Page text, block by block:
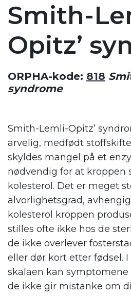
Smith-
Opitz’
ORPHA-kode: 818
syndrome
Smith-Lemli-Opitz’
arvelig, medfødt
skyldes mangel på et
nødvendig for at kroppen
kolesterol. Det er meget
alvorlighetsgrad,
kolesterol kroppen
stilles ofte ikke hos de
de ikke overlever
eller dør kort etter fødsel.
skalaen kan
de ikke gir mistanke om